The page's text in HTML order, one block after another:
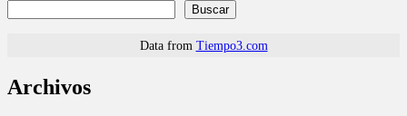
Buscar
Data from Tiempo3.com
Archivos